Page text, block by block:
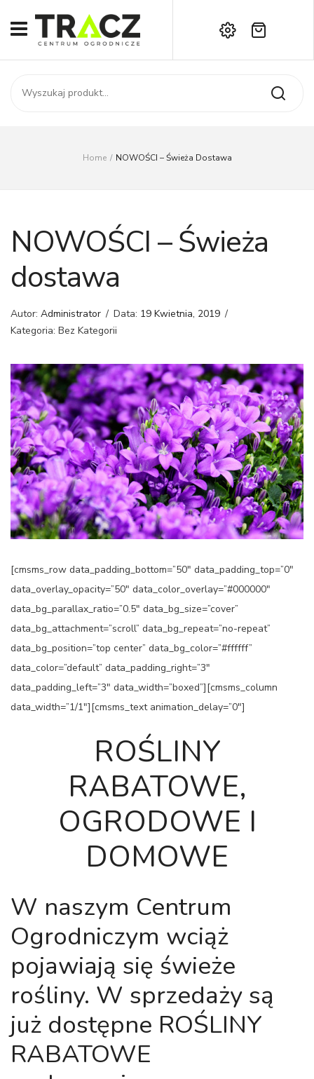
START
SKLEP
Brak produktów w koszyku.
Home / NOWOŚCI – Świeża Dostawa
NOWOŚCI – Świeża
dostawa
Autor: Administrator / Data: 19 Kwietnia, 2019 /
Kategoria: Bez Kategorii
[cmsms_row data_padding_bottom=”50″ data_padding_top=”0″
data_overlay_opacity=”50″ data_color_overlay=”#000000″
data_bg_parallax_ratio=”0.5″ data_bg_size=”cover”
data_bg_attachment=”scroll” data_bg_repeat=”no-repeat”
data_bg_position=”top center” data_bg_color=”#ffffff”
data_color=”default” data_padding_right=”3″
data_padding_left=”3″ data_width=”boxed”][cmsms_column
data_width=”1/1″][cmsms_text animation_delay=”0″]
ROŚLINY
RABATOWE,
OGRODOWE I
DOMOWE
W naszym Centrum
Ogrodniczym wciąż
pojawiają się świeże
rośliny. W sprzedaży są
już dostępne ROŚLINY
RABATOWE